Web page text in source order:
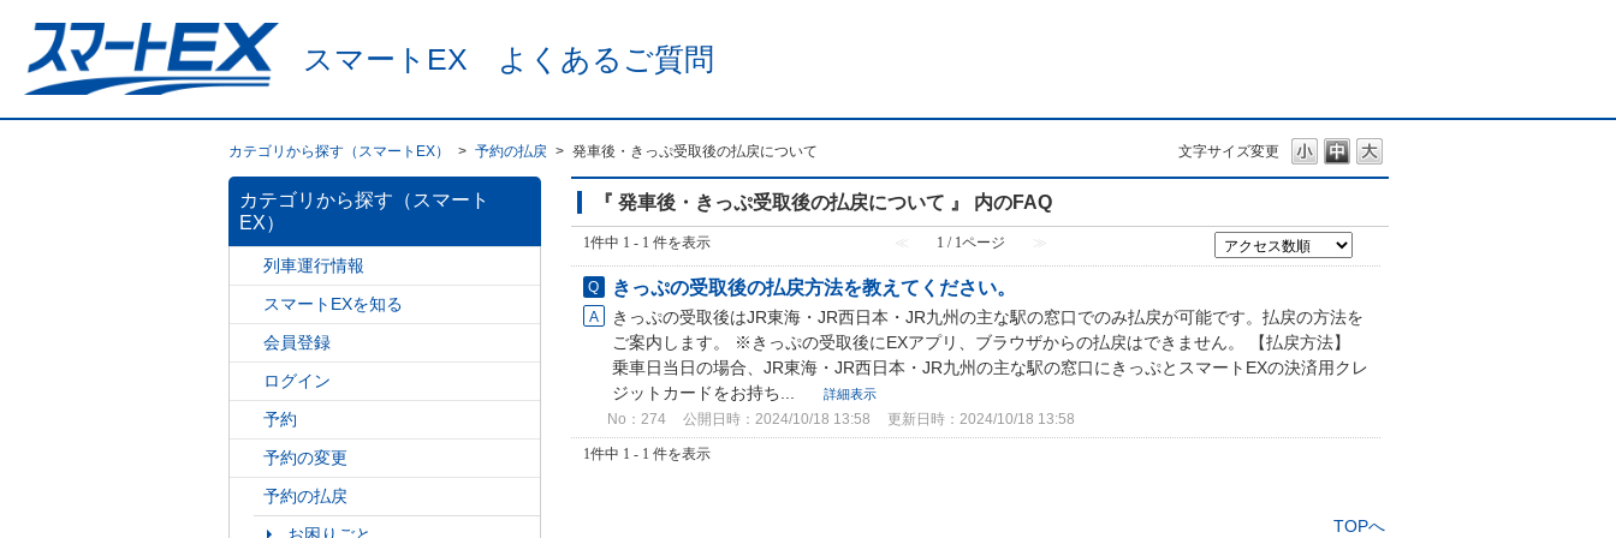
スマートEX よくあるご質問
文字サイズ変更
カテゴリから探す（スマートEX） > 予約の払戻 > 発車後・きっぷ受取後の払戻について
カテゴリから探す（スマート
EX）
列車運行情報
スマートEXを知る
会員登録
ログイン
予約
予約の変更
予約の払戻
『 発車後・きっぷ受取後の払戻について 』 内のFAQ
1件中 1 - 1 件を表示 ≪ 1 / 1ページ ≫
きっぷの受取後の払戻方法を教えてください。
きっぷの受取後はJR東海・JR西日本・JR九州の主な駅の窓口でのみ払戻が可能です。払戻の方法を
ご案内します。 ※きっぷの受取後にEXアプリ、ブラウザからの払戻はできません。 【払戻方法】
乗車日当日の場合、JR東海・JR西日本・JR九州の主な駅の窓口にきっぷとスマートEXの決済用クレ
ジットカードをお持ち...
詳細表示
No：274 公開日時：2024/10/18 13:58 更新日時：2024/10/18 13:58
1件中 1 - 1 件を表示
TOPへ